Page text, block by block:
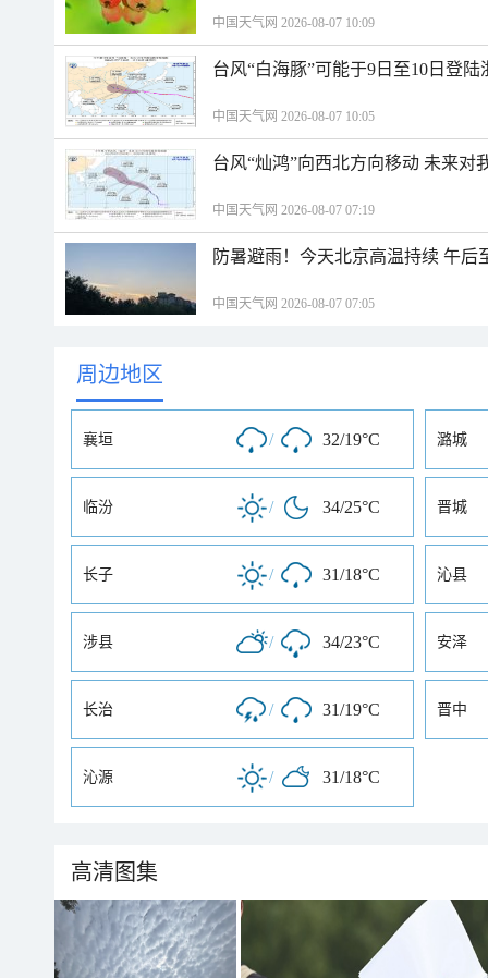
中国天气网 2026-08-07 10:09
台风“白海豚”可能于9日至10日登陆
中国天气网 2026-08-07 10:05
台风“灿鸿”向西北方向移动 未来对
中国天气网 2026-08-07 07:19
防暑避雨！今天北京高温持续 午
中国天气网 2026-08-07 07:05
周边地区
襄垣 / 32/19°C 潞城
临汾 / 34/25°C 晋城
长子 / 31/18°C 沁县
涉县 / 34/23°C 安泽
长治 / 31/19°C 晋中
沁源 / 31/18°C
高清图集